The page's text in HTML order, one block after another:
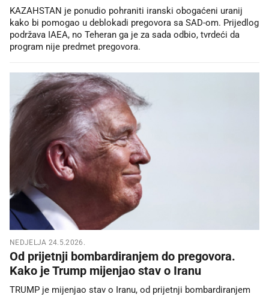
KAZAHSTAN je ponudio pohraniti iranski obogaćeni uranij
kako bi pomogao u deblokadi pregovora sa SAD-om. Prijedlog
podržava IAEA, no Teheran ga je za sada odbio, tvrdeći da
program nije predmet pregovora.
NEDJELJA 24.5.2026.
Od prijetnji bombardiranjem do pregovora.
Kako je Trump mijenjao stav o Iranu
TRUMP je mijenjao stav o Iranu, od prijetnji bombardiranjem